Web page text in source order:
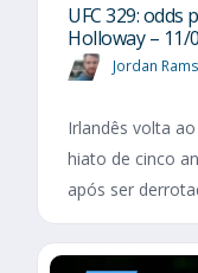
UFC 329:
Holloway – 11/
Jordan
Irlandês volta
hiato de cinco
após ser